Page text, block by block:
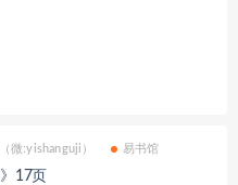
微:yishanguji） 易书馆
17页